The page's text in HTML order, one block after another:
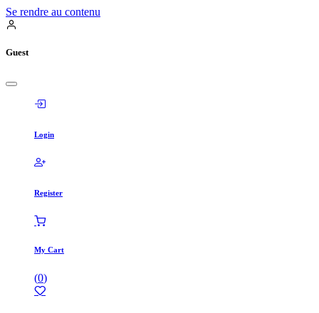
Se rendre au contenu
Guest
Login
Register
My Cart
(0)